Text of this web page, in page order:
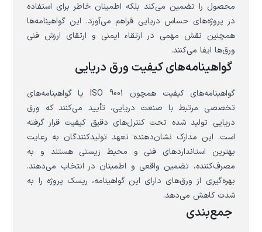
محصول را تضمین می‌کند بلکه اطمینان خاطر برای استفاده
در پروژه‌های حساس دریایی فراهم می‌آورد. این گواهینامه‌ها
همچنین نقش مهمی در ارتقاء ایمنی و ارتقای ارزش فنی
ورق‌ها ایفا می‌کنند.
گواهینامه‌های کیفیت ورق دریایی
گواهینامه‌های کیفیت همچون ISO 9001 یا گواهینامه‌های
تخصصی مرتبط با صنعت دریایی، تأیید می‌کنند که ورق
دریایی تولید شده تحت کنترل‌های دقیق کیفیت قرار گرفته
است. این مدارک نشان‌دهنده تعهد تولیدکنندگان به رعایت
بهترین استانداردهای فنی و محیط زیستی هستند و به
مصرف‌کننده، تضمین واقعی و اطمینان در انتخاب می‌دهند.
بهره‌گیری از ورق‌های دارای این گواهینامه، ریسک پروژه را به
شدت کاهش می‌دهد.
جمع‌بندی